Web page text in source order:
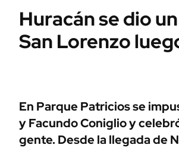
Campo
FINANZAS
ÁMBITO DEBATE
MEDIAKIT AMBITO DEBATE
Huracán se dio
San Lorenzo
En Parque Patricios se
y Facundo Coniglio y
gente. Desde la llegada de